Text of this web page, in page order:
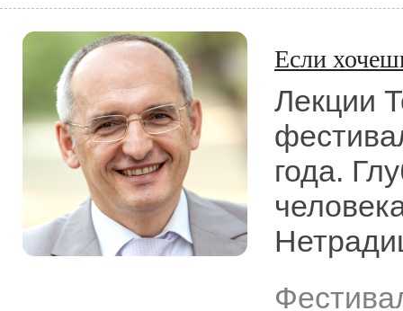
Если
Лекции
года.